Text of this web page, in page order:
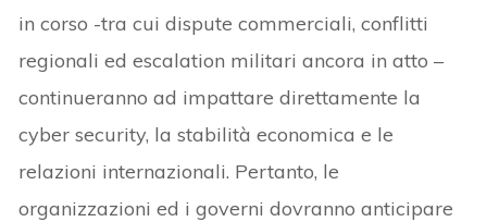
in corso -tra cui dispute commerciali, conflitti
regionali ed escalation militari ancora in atto –
continueranno ad impattare direttamente la
cyber security, la stabilità economica e le
relazioni internazionali. Pertanto, le
organizzazioni ed i governi dovranno anticipare